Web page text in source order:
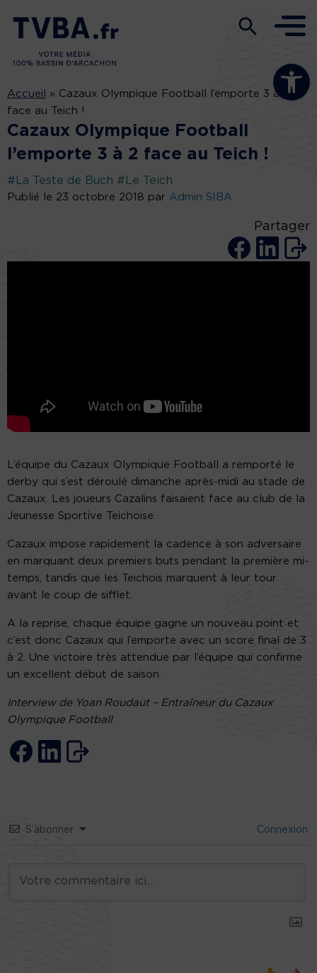
Ouvrir la
Accueil » Cazaux Olympique Football l’emporte 3 à 2
face au Teich !
Cazaux Olympique Football
l’emporte 3 à 2 face au Teich !
#La Teste de Buch #Le Teich
Publié le 23 octobre 2018 par Admin SIBA
Partager
L’équipe du Cazaux Olympique Football a remporté le
derby qui s’est déroulé dimanche après-midi au stade de
Cazaux. Les joueurs Cazalins faisaient face au club de la
Jeunesse Sportive Teichoise.
Cazaux impose rapidement la cadence à son adversaire
en marquant deux premiers buts pendant la première mi-
temps, tandis que les Teichois marquent à leur tour
avant le coup de sifflet.
A la reprise, chaque équipe gagne un nouveau point et
c’est donc Cazaux qui l’emporte avec un score final de 3
à 2. Une victoire très attendue par l’équipe qui confirme
un excellent début de saison.
Interview de Yoan Roudaut – Entraîneur du Cazaux
Olympique Football
S’abonner Connexion